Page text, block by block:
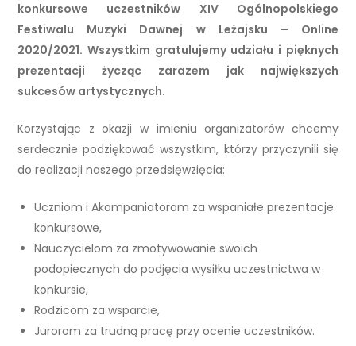
konkursowe uczestników XIV Ogólnopolskiego
Festiwalu Muzyki Dawnej w Leżajsku – Online
2020/2021. Wszystkim gratulujemy udziału i pięknych
prezentacji życząc zarazem jak największych
sukcesów artystycznych.
Korzystając z okazji w imieniu organizatorów chcemy
serdecznie podziękować wszystkim, którzy przyczynili się
do realizacji naszego przedsięwzięcia:
Uczniom i Akompaniatorom za wspaniałe prezentacje
konkursowe,
Nauczycielom za zmotywowanie swoich
podopiecznych do podjęcia wysiłku uczestnictwa w
konkursie,
Rodzicom za wsparcie,
Jurorom za trudną pracę przy ocenie uczestników.